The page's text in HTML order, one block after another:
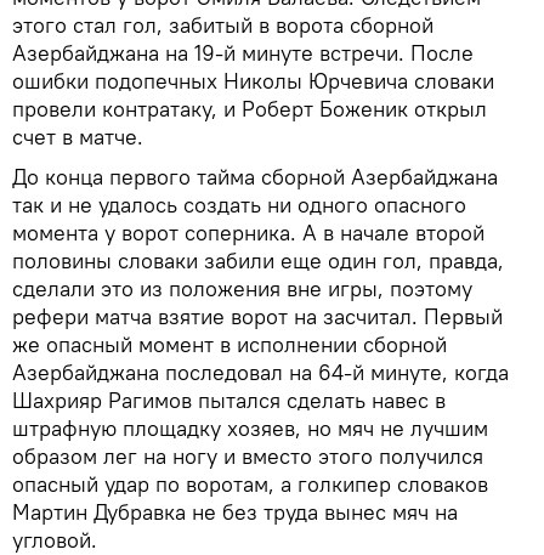
этого стал гол, забитый в ворота сборной
Азербайджана на 19-й минуте встречи. После
ошибки подопечных Николы Юрчевича словаки
провели контратаку, и Роберт Боженик открыл
счет в матче.
До конца первого тайма сборной Азербайджана
так и не удалось создать ни одного опасного
момента у ворот соперника. А в начале второй
половины словаки забили еще один гол, правда,
сделали это из положения вне игры, поэтому
рефери матча взятие ворот на засчитал. Первый
же опасный момент в исполнении сборной
Азербайджана последовал на 64-й минуте, когда
Шахрияр Рагимов пытался сделать навес в
штрафную площадку хозяев, но мяч не лучшим
образом лег на ногу и вместо этого получился
опасный удар по воротам, а голкипер словаков
Мартин Дубравка не без труда вынес мяч на
угловой.